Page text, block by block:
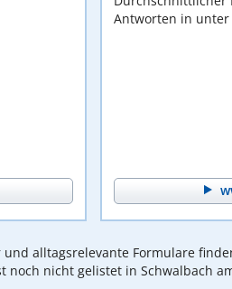
Antworten in
alltagsrelevante Formulare
noch nicht gelistet in Schwalbach